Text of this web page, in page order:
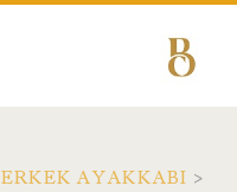
ERKEK AYAKKABI >